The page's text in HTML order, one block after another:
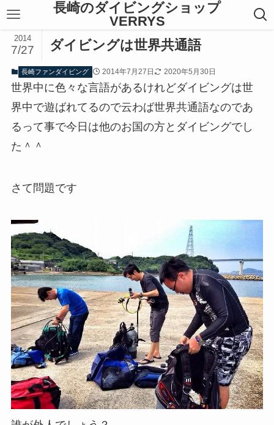
長崎のダイビングショップ
VERRYS
ダイビングは世界共通語
2014
7/27
長崎ファンダイビング 2014年7月27日 2020年5月30日
世界中に色々な言語があるけれどダイビングは世
界中で遊ばれてるので云わば世界共通語なのであ
るって事で今日は他のお国の方とダイビングでし
た＾＾
さて問題です